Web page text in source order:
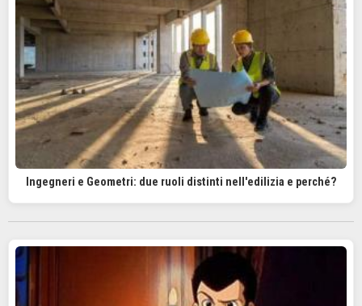
Ingegneri e Geometri: due ruoli distinti nell'edilizia e perché?